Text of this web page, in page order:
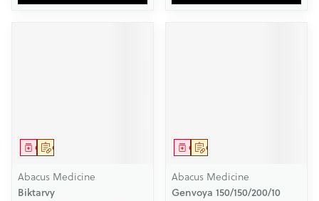
Op voorschrift
Geneesmiddel
Abacus Medicine
Biktarvy
Op voorschrift
Geneesmiddel
Abacus Medicine
Genvoya 150/150/200/10